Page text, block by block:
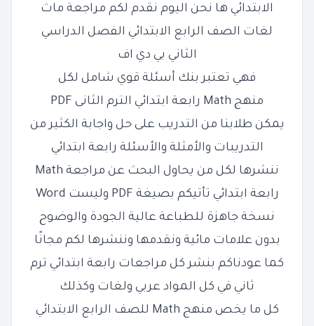
الابتدائي ها نحن اليوم نقدم لكم مراجعة ماث
لغات الصف الرابع الابتدائي الفصل الدراسي
الثاني بي دي اف
فهي تعتبر بنك أسئلة قوي شامل لكل
منهج Math رابعة ابتدائي الترم الثانى PDF
يمكن طلابنا من التدريب على حل واجابة الكثير من
التدريبات والأمثلة والأسئلة رابعة ابتدائي
ننشرها لكل من يحاول البحث عن مراجعة Math
رابعة ابتدائي تأتيكم بصيغة PDF وليست Word
نسخة جاهزة للطباعة عالية الجودة والوضوح
بدون علامات مائية ونقدمها وننشرها لكم مجانًا
كما عودناكم بنشر كل مراجعات رابعة ابتدائي ترم
ثاني في كل المواد عربي ولغات وكذلك
كل ما يخص منهج Math للصف الرابع الابتدائي